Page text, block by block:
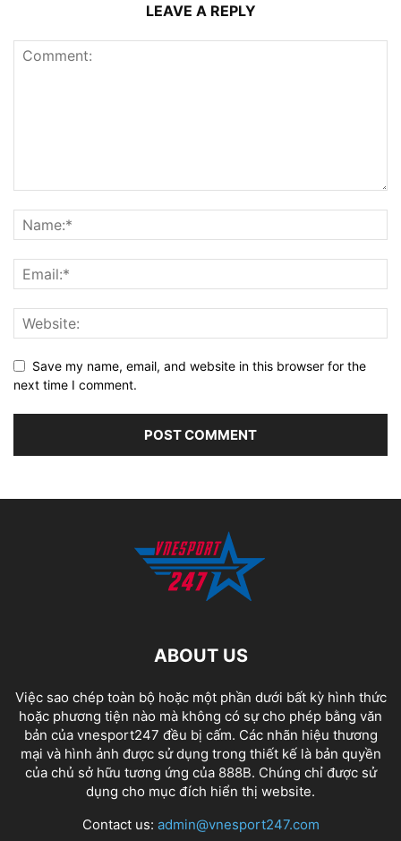
LEAVE A REPLY
Save my name, email, and website in this browser for the
next time I comment.
ABOUT US
Việc sao chép toàn bộ hoặc một phần dưới bất kỳ hình thức
hoặc phương tiện nào mà không có sự cho phép bằng văn
bản của vnesport247 đều bị cấm. Các nhãn hiệu thương
mại và hình ảnh được sử dụng trong thiết kế là bản quyền
của chủ sở hữu tương ứng của 888B. Chúng chỉ được sử
dụng cho mục đích hiển thị website.
Contact us: admin@vnesport247.com